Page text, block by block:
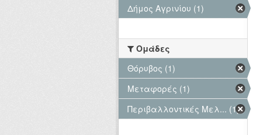
Δήμος Αγρινίου (1)
Ομάδες
Θόρυβος (1)
Μεταφορές (1)
Περιβαλλοντικές Μελ... (1)